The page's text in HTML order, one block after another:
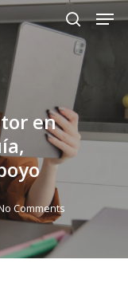
search
en
Comments